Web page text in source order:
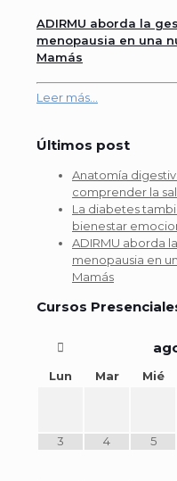
ADIRMU aborda la
menopausia en una
Mamás
Leer más...
Últimos post
Anatomía
comprender la
La diabetes
bienestar
ADIRMU aborda
menopausia en
Mamás
Cursos
Lun Mar Mié
3 4 5